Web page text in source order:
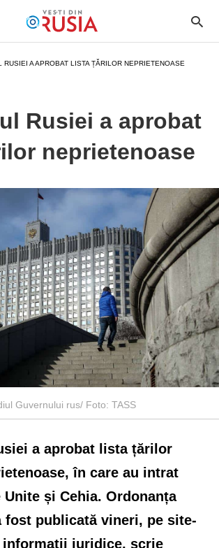
RUSIEI A APROBAT LISTA ȚĂRILOR NEPRIETENOASE
Rusiei a aprobat
neprietenoase
Guvernului rus/ Foto: TASS
a aprobat lista țărilor
în care au intrat
Unite și Cehia. Ordonanța
fost publicată vineri, pe site-
juridice, scrie